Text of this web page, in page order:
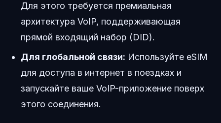
Для этого требуется премиальная
архитектура VoIP, поддерживающая
прямой входящий набор (DID).
Для глобальной связи: Используйте eSIM
для доступа в интернет в поездках и
запускайте ваше VoIP-приложение поверх
этого соединения.